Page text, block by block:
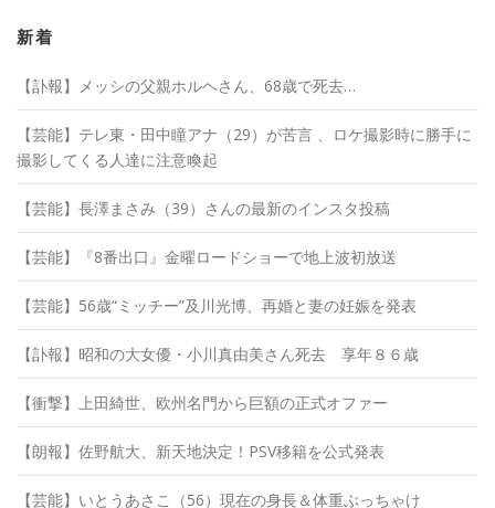
ブ
新着
【訃報】メッシの父親ホルヘさん、68歳で死去…
【芸能】テレ東・田中瞳アナ（29）が苦言 、ロケ撮影時に勝手に
撮影してくる人達に注意喚起
【芸能】長澤まさみ（39）さんの最新のインスタ投稿
【芸能】『8番出口』金曜ロードショーで地上波初放送
【芸能】56歳“ミッチー”及川光博、再婚と妻の妊娠を発表
【訃報】昭和の大女優・小川真由美さん死去 享年８６歳
【衝撃】上田綺世、欧州名門から巨額の正式オファー
【朗報】佐野航大、新天地決定！PSV移籍を公式発表
【芸能】いとうあさこ（56）現在の身長＆体重ぶっちゃけ